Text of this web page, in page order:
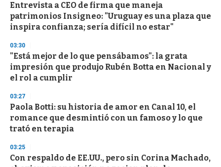
Entrevista a CEO de firma que maneja
patrimonios Insigneo: "Uruguay es una plaza que
inspira confianza; sería difícil no estar"
03:30
"Está mejor de lo que pensábamos": la grata
impresión que produjo Rubén Botta en Nacional y
el rol a cumplir
03:27
Paola Botti: su historia de amor en Canal 10, el
romance que desmintió con un famoso y lo que
trató en terapia
03:25
Con respaldo de EE.UU., pero sin Corina Machado,